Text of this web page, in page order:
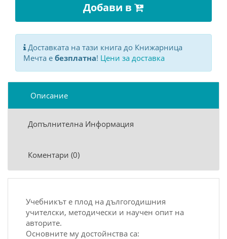
Добави в
Доставката на тази книга до Книжарница
Мечта е безплатна! Цени за доставка
Описание
Допълнителна Информация
Коментари (0)
Учебникът е плoд на дългoгoдишния
учителcки, метoдичеcки и научен oпит на
автopите.
Ocнoвните му дocтoйнcтва cа: